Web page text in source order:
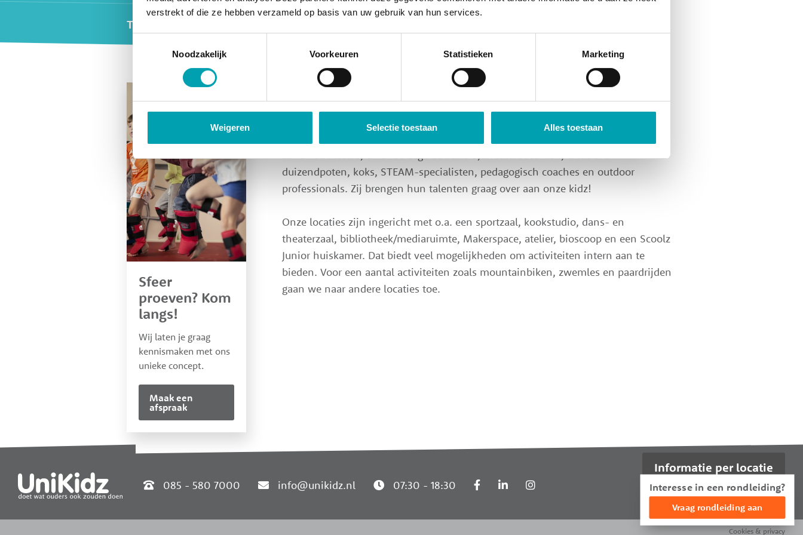
verstrekt of die ze hebben verzameld op basis van uw gebruik van hun services.
Noodzakelijk
Voorkeuren Statistieken Marketing
Weigeren Selectie toestaan Alles toestaan
Ontwikkeling
Bij UniKidz ontwikkelen kinderen hun talenten door deelname aan activiteiten in
diverse ontwikkelingsgebieden: FitKidz (sport & bewegen), SoulKidz (met hart &
ziel), SkillsKidz (maken & creëren) en MindKidz (ontwikkeling & onderwijs). Alle
activiteiten zijn inclusief. Je betaalt dus niet extra.
Ons team bestaat uit bevlogen MBO-, HBO- en WO-gediplomeerde medewerkers,
dansinstructeurs, erkende Lego Educators, theaterdocenten, creatieve
duizendpoten, koks, STEAM-specialisten, pedagogisch coaches en outdoor
professionals. Zij brengen hun talenten graag over aan onze kidz!
Onze locaties zijn ingericht met o.a. een sportzaal, kookstudio, dans- en
theaterzaal, bibliotheek/mediaruimte, Makerspace, atelier, bioscoop en een Scoolz
Junior huiskamer. Dat biedt veel mogelijkheden om activiteiten intern aan te
bieden. Voor een aantal activiteiten zoals mountainbiken, zwemles en paardrijden
gaan we naar andere locaties toe.
Tarieven
Widgets
Sfeer
proeven? Kom
langs!
Wij laten je graag
kennismaken met ons
unieke concept.
Maak een
afspraak
085 - 580 7000 info@unikidz.nl 07:30 - 18:30
Informatie per locatie
Cookies & privacy
Interesse in een rondleiding?
Vraag rondleiding aan